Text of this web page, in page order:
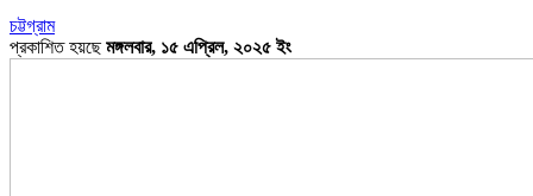
চট্টগ্রাম
প্রকাশিত হয়ছেমঙ্গলবার, ১৫ এপ্রিল, ২০২৫ ইং